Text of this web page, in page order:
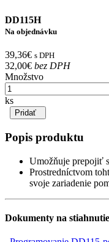
DD115H
Na objednávku
39,36€ s DPH
32,00€ bez DPH
Množstvo
ks
Pridať
Popis produktu
Umožňuje prepojiť
Prostredníctvom
svoje zariadenie
Dokumenty na stiahnutie